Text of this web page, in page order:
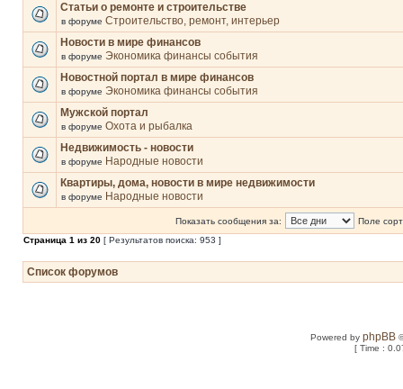
Статьи о ремонте и строительстве
в форуме Строительство, ремонт, интерьер
Новости в мире финансов
в форуме Экономика финансы события
Новостной портал в мире финансов
в форуме Экономика финансы события
Мужской портал
в форуме Охота и рыбалка
Недвижимость - новости
в форуме Народные новости
Квартиры, дома, новости в мире недвижимости
в форуме Народные новости
Показать сообщения за:
Поле
Страница 1 из 20 [ Результатов поиска: 953 ]
Список форумов
Powered byphpBB
[ Time :